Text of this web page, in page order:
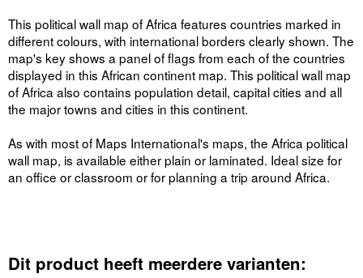
This political wall map of Africa features countries marked in
different colours, with international borders clearly shown. The
map's key shows a panel of flags from each of the countries
displayed in this African continent map. This political wall map
of Africa also contains population detail, capital cities and all
the major towns and cities in this continent.
As with most of Maps International's maps, the Africa political
wall map, is available either plain or laminated. Ideal size for
an office or classroom or for planning a trip around Africa.
Dit product heeft meerdere varianten: